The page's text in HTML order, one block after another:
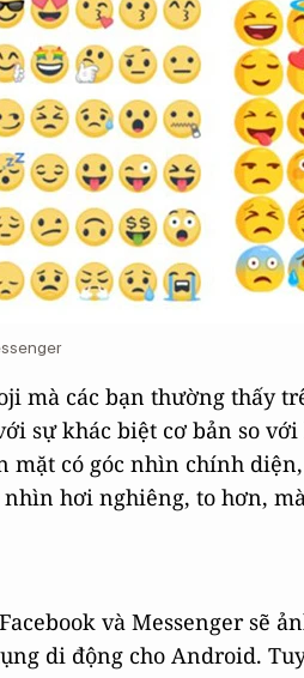
mà các bạn thường thấy
sự khác biệt cơ bản so
mặt có góc nhìn chính
nhìn hơi nghiêng, to hơn,
và Messenger sẽ
di động cho Android.